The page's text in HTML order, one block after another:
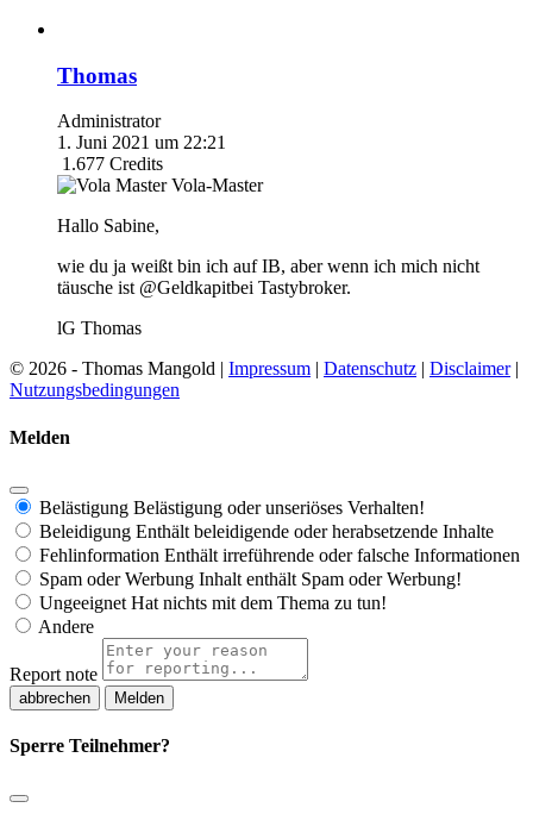
Thomas
Administrator
1. Juni 2021 um 22:21
1.677 Credits
Vola-Master
Hallo Sabine,
wie du ja weißt bin ich auf IB, aber wenn ich mich nicht
täusche ist @Geldkapitbei Tastybroker.
lG Thomas
© 2026 - Thomas Mangold | Impressum | Datenschutz | Disclaimer|
Nutzungsbedingungen
Melden
Belästigung Belästigung oder unseriöses Verhalten!
Beleidigung Enthält beleidigende oder herabsetzende Inhalte
Fehlinformation Enthält irreführende oder falsche Informationen
Spam oder Werbung Inhalt enthält Spam oder Werbung!
Ungeeignet Hat nichts mit dem Thema zu tun!
Andere
Report note
Melden
Sperre Teilnehmer?